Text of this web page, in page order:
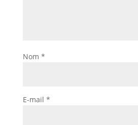
Nom *
E-mail *